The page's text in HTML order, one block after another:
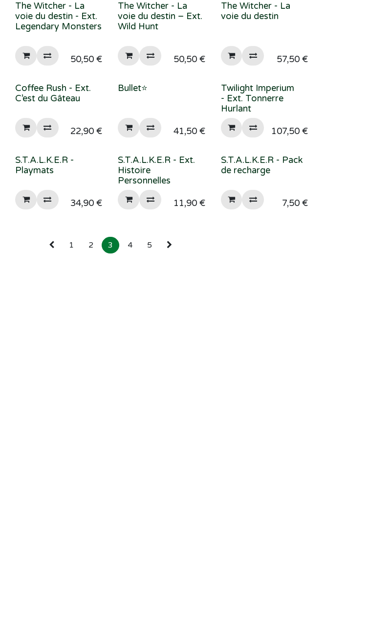
The Witcher - La
voie du destin - Ext.
Legendary Monsters
50,50 €
The Witcher - La
voie du destin – Ext.
Wild Hunt
50,50€
The Witcher - La
voie du destin
57,50€
Coffee Rush - Ext.
C’est du Gâteau
22,90 €
Bullet⭐
41,50€
Twilight Imperium
- Ext. Tonnerre
Hurlant
107,50€
S.T.A.L.K.E.R -
Playmats
34,90 €
S.T.A.L.K.E.R - Ext.
Histoire
Personnelles
11,90€
S.T.A.L.K.E.R - Pack
de recharge
7,50€
1 2 3 4 5